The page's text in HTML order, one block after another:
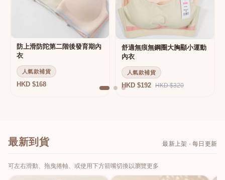
防上滑防陀第二階後發育期內
衣
人氣款補貨
HKD $168
舒適無痕無鋼圈大胸顯小運動
內衣
人氣款補貨
HKD $192 HKD $320
最新到貨 最新上架 · 每日更新
可左右滑動、拖曳捲軸、或使用下方箭嘴切換以瀏覽更多